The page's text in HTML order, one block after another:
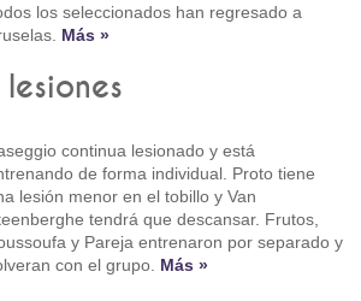
los seleccionados han regresado a
Más »
continua lesionado y está
de forma individual. Proto tiene
lesión menor en el tobillo y Van
tendrá que descansar. Frutos,
y Pareja entrenaron por separado y
con el grupo. Más »